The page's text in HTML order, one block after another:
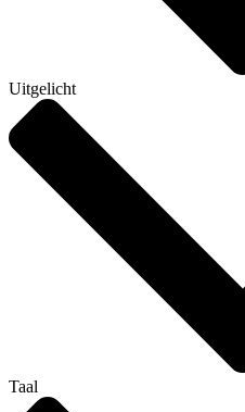
Uitgelicht
Taal